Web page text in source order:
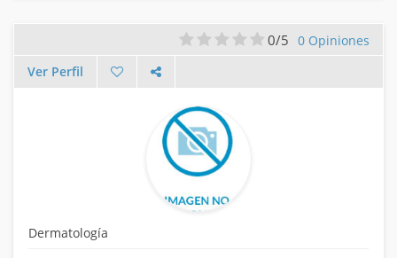
0/5 0 Opiniones
Ver Perfil
Dermatología